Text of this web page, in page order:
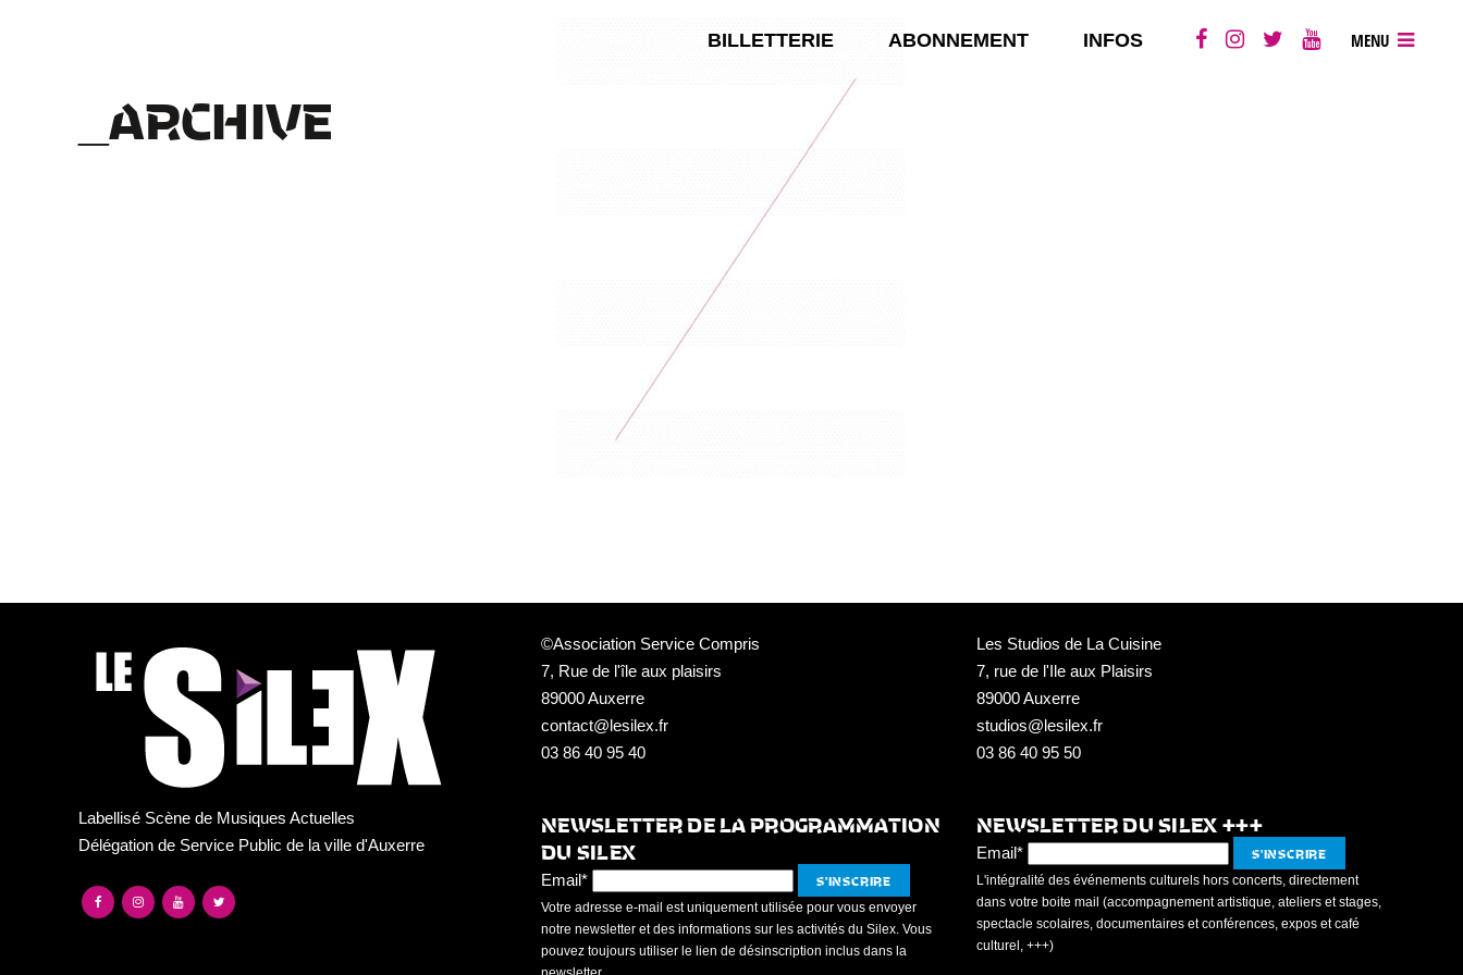
MENU
BILLETTERIE ABONNEMENT INFOS
ARCHIVE
Labellisé Scène de Musiques Actuelles
Délégation de Service Public de la ville d'Auxerre
©Association Service Compris
7, Rue de l'île aux plaisirs
89000 Auxerre
contact@lesilex.fr
03 86 40 95 40
NEWSLETTER DE LA PROGRAMMATION
DU SILEX
Email*
Votre adresse e-mail est uniquement utilisée pour vous envoyer
notre newsletter et des informations sur les activités du Silex. Vous
pouvez toujours utiliser le lien de désinscription inclus dans la
Les Studios de La Cuisine
7, rue de l'Ile aux Plaisirs
89000 Auxerre
studios@lesilex.fr
03 86 40 95 50
NEWSLETTER DU SILEX +++
Email*
L'intégralité des événements culturels hors concerts, directement
dans votre boite mail (accompagnement artistique, ateliers et stages,
spectacle scolaires, documentaires et conférences, expos et café
culturel, +++)